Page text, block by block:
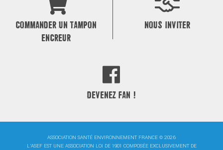
COMMANDER UN TAMPON
ENCREUR
NOUS INVITER
DEVENEZ FAN !
ASSOCIATION SANTÉ ENVIRONNEMENT FRANCE © 2026
L'ASEF EST UNE ASSOCIATION LOI DE 1901 COMPOSÉE EXCLUSIVEMENT DE